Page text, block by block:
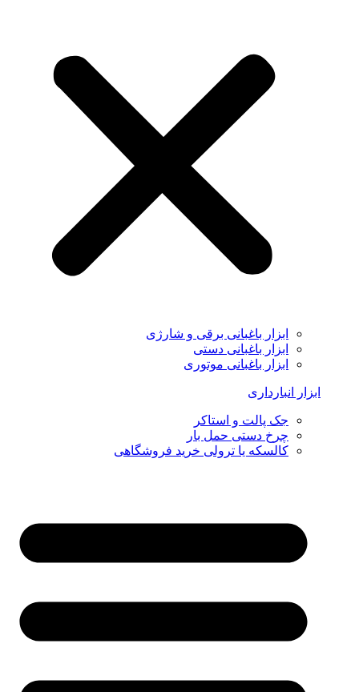
ابزار باغبانی برقی و شارژی
ابزار باغبانی دستی
ابزار باغبانی موتوری
ابزار انبارداری
جک پالت و استاکر
چرخ دستی حمل بار
کالسکه یا ترولی خرید فروشگاهی